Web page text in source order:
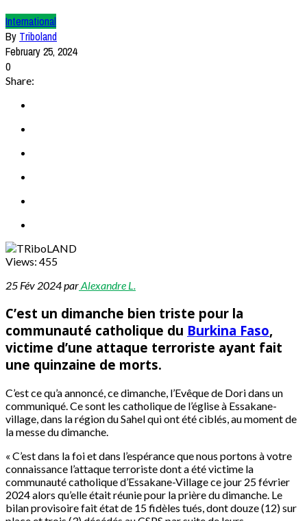
International
By Triboland
February 25, 2024
0
Share:
Views: 455
25 Fév 2024 parAlexandre L.
C’est un dimanche bien triste pour la
communauté catholique du Burkina Faso,
victime d’une attaque terroriste ayant fait
une quinzaine de morts.
C’est ce qu’a annoncé, ce dimanche, l’Evêque de Dori dans un
communiqué. Ce sont les catholique de l’église à Essakane-
village, dans la région du Sahel qui ont été ciblés, au moment de
la messe du dimanche.
« C’est dans la foi et dans l’espérance que nous portons à votre
connaissance l’attaque terroriste dont a été victime la
communauté catholique d’Essakane-Village ce jour 25 février
2024 alors qu’elle était réunie pour la prière du dimanche. Le
bilan provisoire fait état de 15 fidèles tués, dont douze (12) sur